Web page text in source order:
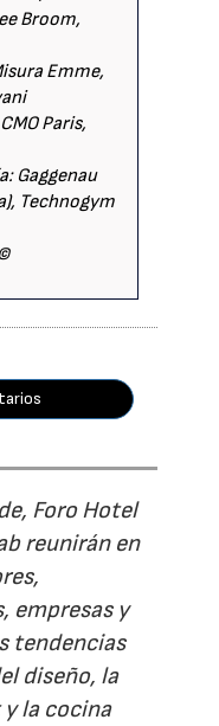
Broom,
Emme,
Paris,
Gaggenau
Technogym
Foro Hotel
reunirán en
empresas y
tendencias
diseño, la
la cocina